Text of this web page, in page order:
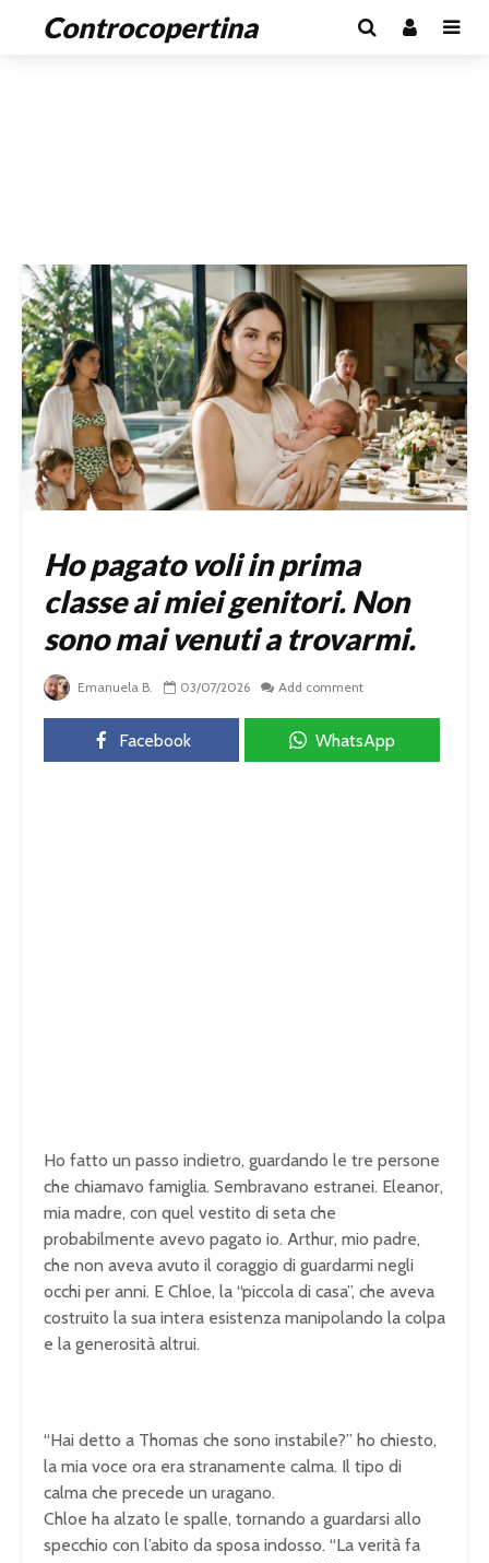
Controcopertina
Ho pagato voli in prima
classe ai miei genitori. Non
sono mai venuti a trovarmi.
Emanuela B. 03/07/2026 Add comment
Facebook WhatsApp
Ho fatto un passo indietro, guardando le tre persone
che chiamavo famiglia. Sembravano estranei. Eleanor,
mia madre, con quel vestito di seta che
probabilmente avevo pagato io. Arthur, mio padre,
che non aveva avuto il coraggio di guardarmi negli
occhi per anni. E Chloe, la “piccola di casa”, che aveva
costruito la sua intera esistenza manipolando la colpa
e la generosità altrui.
“Hai detto a Thomas che sono instabile?” ho chiesto,
la mia voce ora era stranamente calma. Il tipo di
calma che precede un uragano.
Chloe ha alzato le spalle, tornando a guardarsi allo
specchio con l’abito da sposa indosso. “La verità fa